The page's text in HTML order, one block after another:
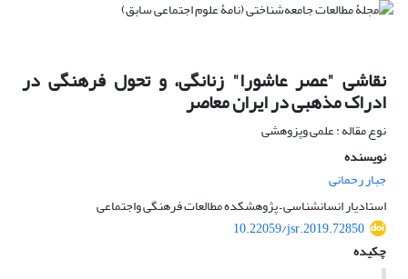
نقاشی "عصر عاشورا" زنانگی،‌ و تحول فرهنگی در
ادراک مذهبی در ایران معاصر
نوع مقاله : علمی وپزوهشی
نویسنده
جبار رحمانی
استادیار انسانشناسی – پژوهشکده مطالعات فرهنگی واجتماعی
10.22059/jsr.2019.72850
چکیده